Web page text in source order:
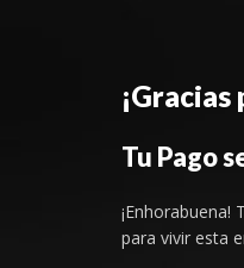
Tu Pago
para vivir esta